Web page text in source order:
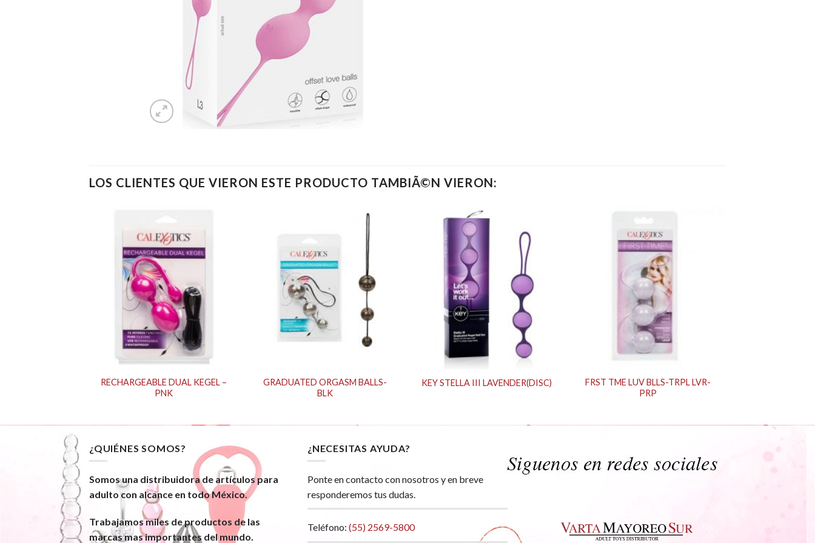
LOS CLIENTES QUE VIERON ESTE PRODUCTO TAMBIÃ©N VIERON:
RECHARGEABLE DUAL KEGEL –
PNK
GRADUATED ORGASM BALLS-
BLK
KEY STELLA III LAVENDER(DISC)
FRST TME LUV BLLS-TRPL LVR-
PRP
¿QUIÉNES SOMOS?
Somos una distribuidora de artículos para
adulto con alcance en todo México.
Trabajamos miles de productos de las
marcas mas importantes del mundo.
¿NECESITAS AYUDA?
Ponte en contacto con nosotros y en breve
responderemos tus dudas.
Teléfono: (55) 2569-5800